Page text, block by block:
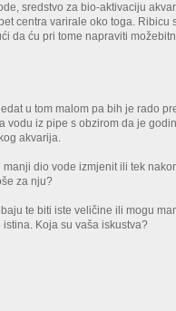
sredstvo za bio-aktivaciju
centra varirale oko toga. Ribicu
da ću pri tome napraviti
u tom malom pa bih je rado
vodu iz pipe s obzirom da je
akvarija.
dio vode izmjenit ili tek
za nju?
te biti iste veličine ili mogu
Koja su vaša iskustva?